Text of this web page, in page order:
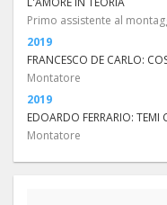
Primo assistente al
2019
FRANCESCO DE CARLO:
Montatore
2019
EDOARDO FERRARIO: TEMI
Montatore